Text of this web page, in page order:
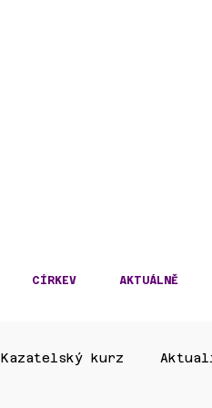
CÍRKEV AKTUÁLNĚ
Kazatelský kurz